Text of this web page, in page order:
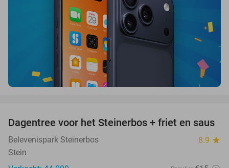
37%
Dagentree voor het Steinerbos + friet en saus
Belevenispark Steinerbos 8.9 star
Stein